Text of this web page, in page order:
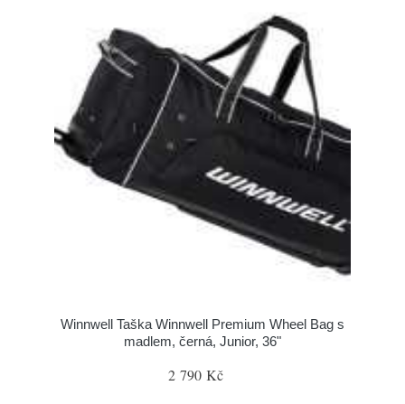
Winnwell Taška Winnwell Premium Wheel Bag s
madlem, černá, Junior, 36"
2 790 Kč